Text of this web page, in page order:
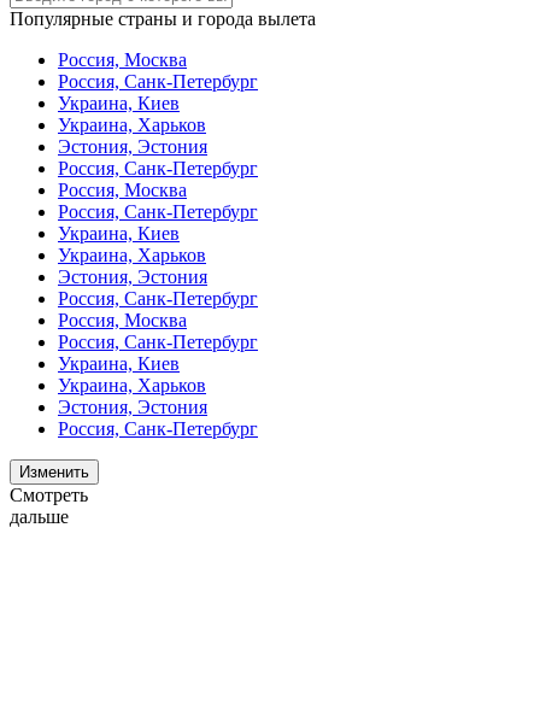
Популярные страны и города вылета
Россия, Москва
Россия, Санк-Петербург
Украина, Киев
Украина, Харьков
Эстония, Эстония
Россия, Санк-Петербург
Россия, Москва
Россия, Санк-Петербург
Украина, Киев
Украина, Харьков
Эстония, Эстония
Россия, Санк-Петербург
Россия, Москва
Россия, Санк-Петербург
Украина, Киев
Украина, Харьков
Эстония, Эстония
Россия, Санк-Петербург
Изменить
Смотреть
дальше